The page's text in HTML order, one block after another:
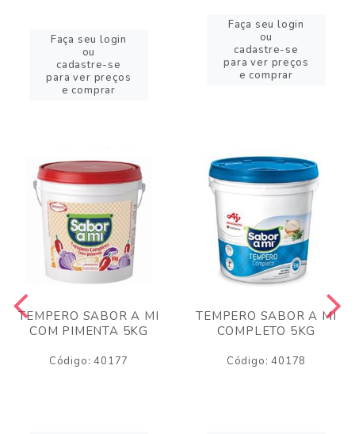
Faça seu login
ou
cadastre-se
para ver preços
e comprar
Faça seu login
ou
cadastre-se
para ver preços
e comprar
TEMPERO SABOR A MI
COM PIMENTA 5KG
Código: 40177
TEMPERO SABOR A MI
COMPLETO 5KG
Código: 40178